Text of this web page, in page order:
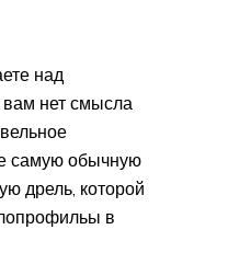
над
нет смысла
самую обычную
дрель, которой
в